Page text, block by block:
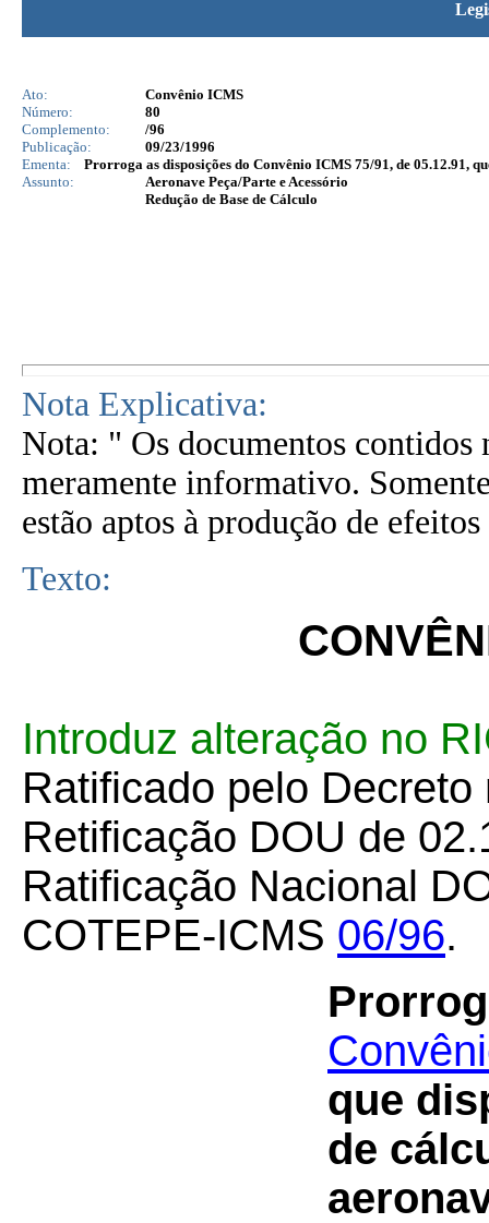
Ato:
Convênio ICMS
Número:
80
Complemento:
/96
Publicação:
09/23/1996
Ementa:
Prorroga as disposições do Convênio ICMS 75/91, de 05.12.91,
Assunto:
Aeronave Peça/Parte e Acessório
Redução de Base de Cálculo
Nota Explicativa:
Nota: " Os documentos contidos
meramente informativo.
estão aptos à produção de
Texto:
Introduz alteração no
Ratificado pelo Decreto
Retificação DOU de
Ratificação Nacional
COTEPE-ICMS 06/96.
que
de